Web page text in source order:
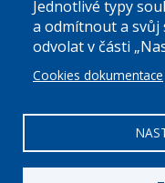
Po a St: 08.00-
Úřední hodiny
00063894
Jednotlivé typy
a odmítnout a svůj
odvolat v části
Cookies dokumentace